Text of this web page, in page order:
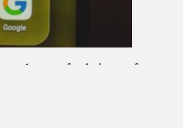
som»-funksjonen for